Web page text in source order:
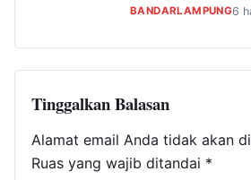
BANDARLAMPUNG6
Tinggalkan Balasan
Alamat email Anda tidak akan
Ruas yang wajib ditandai *